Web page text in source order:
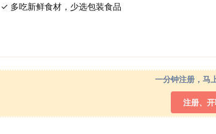
✓ 多吃新鲜食材，少选包装食品
一分钟注册，马
注册、